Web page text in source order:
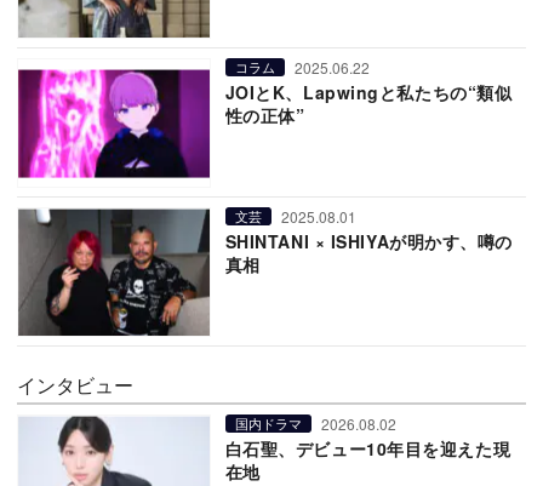
コラム 2025.06.22
JOIとK、Lapwingと私たちの“類似
性の正体”
文芸 2025.08.01
SHINTANI × ISHIYAが明かす、噂の
真相
インタビュー
国内ドラマ 2026.08.02
白石聖、デビュー10年目を迎えた現
在地